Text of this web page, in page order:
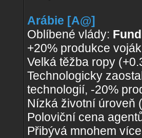
Arábie [A@]
Oblíbené vlády:
+20% produkce
Velká těžba ropy
Technologicky
technologií, -20%
Nízká životní úroveň
Poloviční cena
Přibývá mnohem